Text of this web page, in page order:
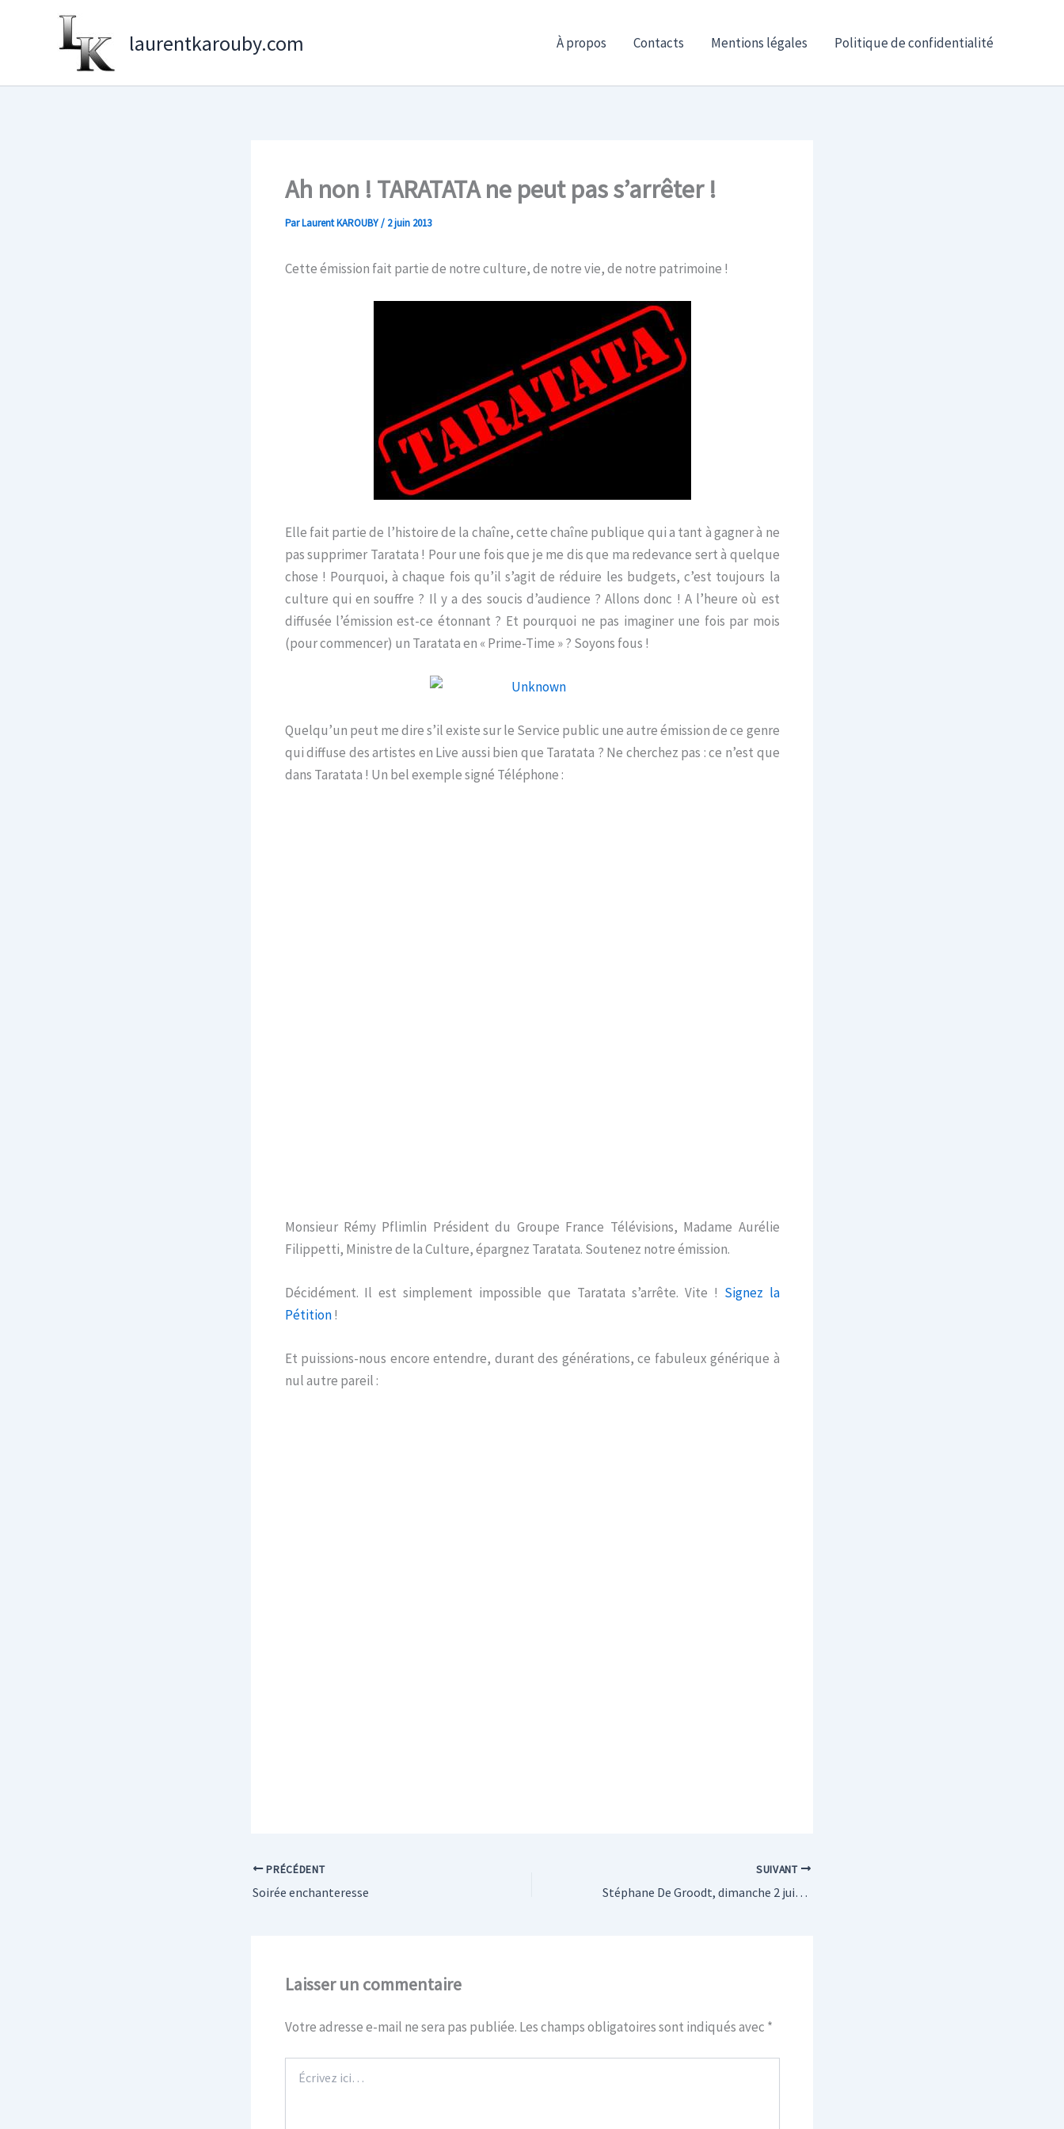
laurentkarouby.com À propos Contacts Mentions légales Politique de confidentialité
Ah non ! TARATATA ne peut pas s’arrêter !
ParLaurent KAROUBY/ 2 juin 2013
Cette émission fait partie de notre culture, de notre vie, de notre patrimoine !
Elle fait partie de l’histoire de la chaîne, cette chaîne publique qui a tant à gagner à ne
pas supprimer Taratata ! Pour une fois que je me dis que ma redevance sert à quelque
chose ! Pourquoi, à chaque fois qu’il s’agit de réduire les budgets, c’est toujours la
culture qui en souffre ? Il y a des soucis d’audience ? Allons donc ! A l’heure où est
diffusée l’émission est-ce étonnant ? Et pourquoi ne pas imaginer une fois par mois
(pour commencer) un Taratata en « Prime-Time » ? Soyons fous !
Quelqu’un peut me dire s’il existe sur le Service public une autre émission de ce genre
qui diffuse des artistes en Live aussi bien que Taratata ? Ne cherchez pas : ce n’est que
dans Taratata ! Un bel exemple signé Téléphone :
Monsieur Rémy Pflimlin Président du Groupe France Télévisions, Madame Aurélie
Filippetti, Ministre de la Culture, épargnez Taratata. Soutenez notre émission.
Décidément. Il est simplement impossible que Taratata s’arrête. Vite ! Signez la
Pétition!
Et puissions-nous encore entendre, durant des générations, ce fabuleux générique à
nul autre pareil :
PRÉCÉDENT
Soirée enchanteresse
SUIVANT
Stéphane De Groodt, dimanche 2 juin 2013
Laisser un commentaire
Votre adresse e-mail ne sera pas publiée. Les champs obligatoires sont indiqués avec *
ici…